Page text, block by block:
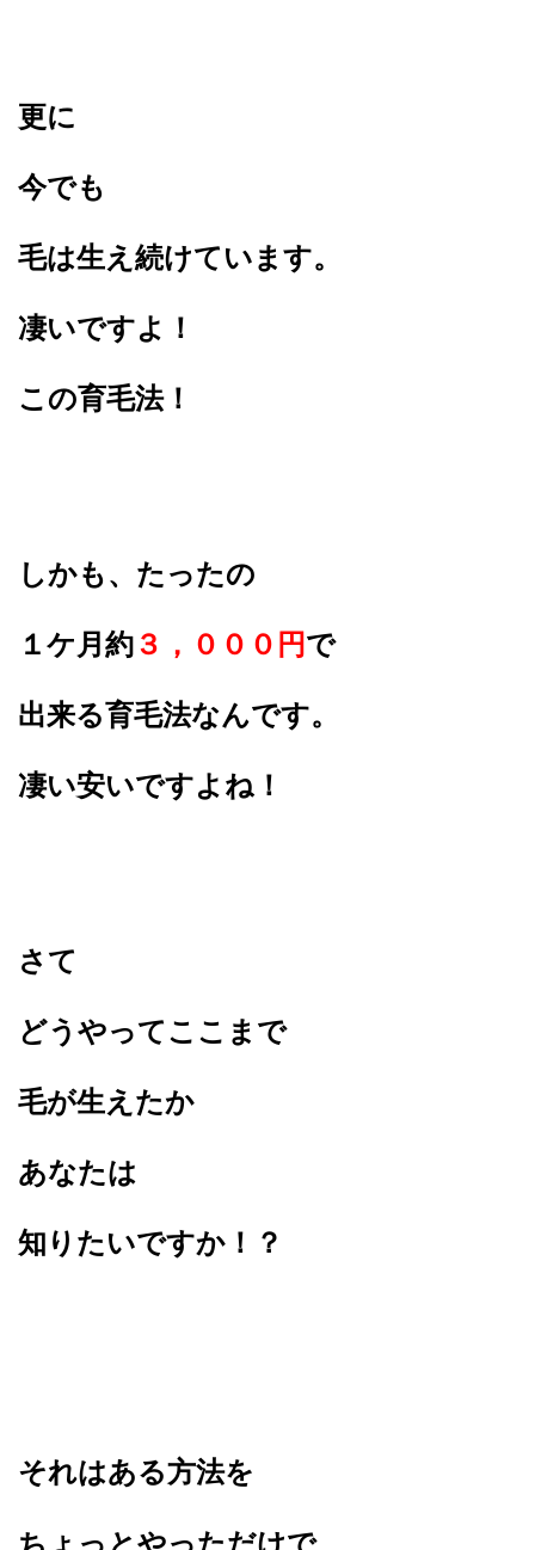
更に
今でも
毛は生え続けています。
凄いですよ！
この育毛法！
しかも、たったの
１ケ月約３，０００円で
出来る育毛法なんです。
凄い安いですよね！
さて
どうやってここまで
毛が生えたか
あなたは
知りたいですか！？
それはある方法を